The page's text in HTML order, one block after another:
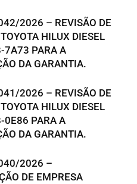
2026 – REVISÃO DE
HILUX DIESEL
7A73 PARA A
DA GARANTIA.
2026 – REVISÃO DE
HILUX DIESEL
0E86 PARA A
DA GARANTIA.
2026 –
DE EMPRESA